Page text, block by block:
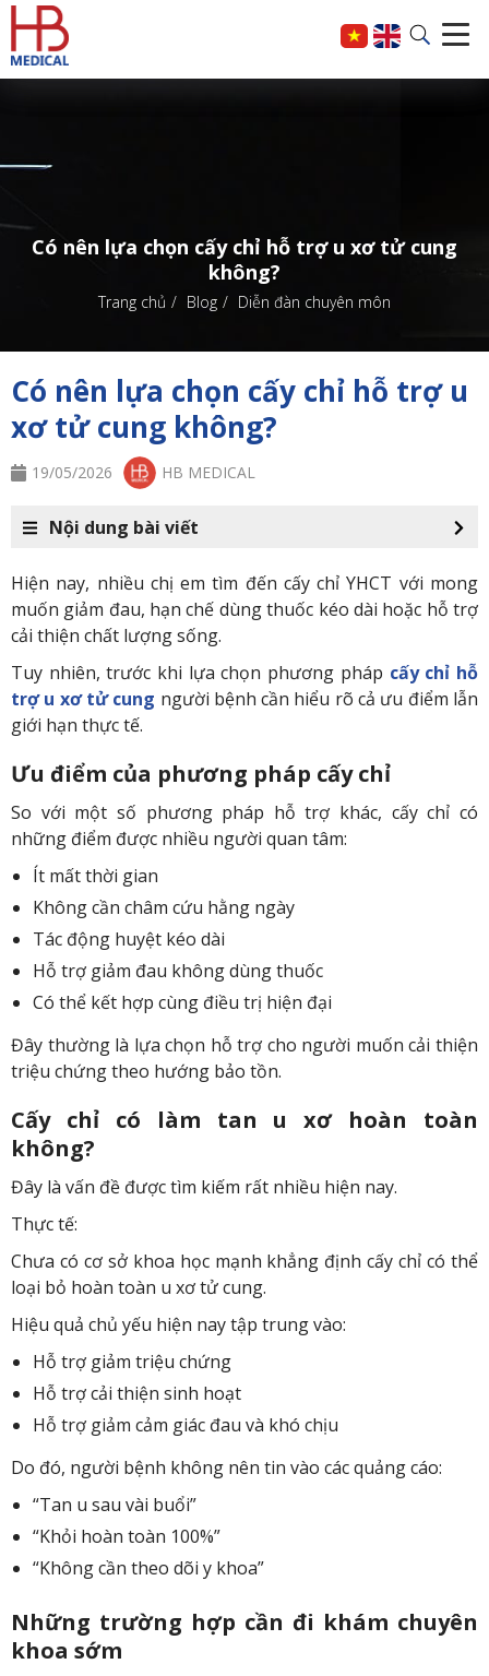
Có nên lựa chọn cấy chỉ hỗ trợ u xơ tử cung
không?
Trang chủ Blog Diễn đàn chuyên môn
Có nên lựa chọn cấy chỉ hỗ trợ u
xơ tử cung không?
19/05/2026 HB MEDICAL
Nội dung bài viết
Hiện nay, nhiều chị em tìm đến cấy chỉ YHCT với mong
muốn giảm đau, hạn chế dùng thuốc kéo dài hoặc hỗ trợ
cải thiện chất lượng sống.
Tuy nhiên, trước khi lựa chọn phương pháp cấy chỉ hỗ
trợ u xơ tử cung người bệnh cần hiểu rõ cả ưu điểm lẫn
giới hạn thực tế.
Ưu điểm của phương pháp cấy chỉ
So với một số phương pháp hỗ trợ khác, cấy chỉ có
những điểm được nhiều người quan tâm:
Ít mất thời gian
Không cần châm cứu hằng ngày
Tác động huyệt kéo dài
Hỗ trợ giảm đau không dùng thuốc
Có thể kết hợp cùng điều trị hiện đại
Đây thường là lựa chọn hỗ trợ cho người muốn cải thiện
triệu chứng theo hướng bảo tồn.
Cấy chỉ có làm tan u xơ hoàn toàn
không?
Đây là vấn đề được tìm kiếm rất nhiều hiện nay.
Thực tế:
Chưa có cơ sở khoa học mạnh khẳng định cấy chỉ có thể
loại bỏ hoàn toàn u xơ tử cung.
Hiệu quả chủ yếu hiện nay tập trung vào:
Hỗ trợ giảm triệu chứng
Hỗ trợ cải thiện sinh hoạt
Hỗ trợ giảm cảm giác đau và khó chịu
Do đó, người bệnh không nên tin vào các quảng cáo:
“Tan u sau vài buổi”
“Khỏi hoàn toàn 100%”
“Không cần theo dõi y khoa”
Những trường hợp cần đi khám chuyên
khoa sớm